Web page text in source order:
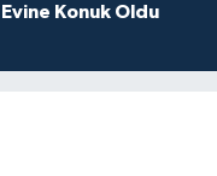
Konuk Oldu